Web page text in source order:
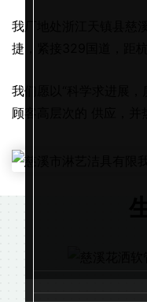
我厂地处浙江天镇县慈
捷，紧接329国道，距
我们愿以“科学求进展
顾客高层次的 供应，并